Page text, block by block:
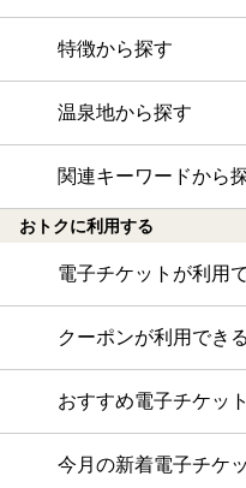
特徴から探す
温泉地から探す
関連キーワードから
おトクに利用する
電子チケットが利用
クーポンが利用でき
おすすめ電子チケッ
今月の新着電子チケ